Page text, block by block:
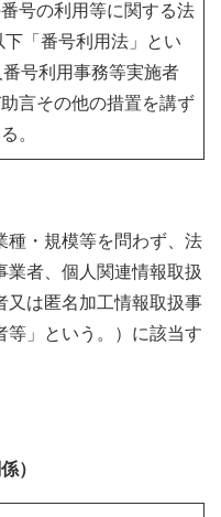
号の利用等に関する法
「番号利用法」とい
号利用事務等実施者
言その他の措置を講ず
。
種・規模等を問わず、法
業者、個人関連情報取扱
又は匿名加工情報取扱事
等」という。）に該当す
）